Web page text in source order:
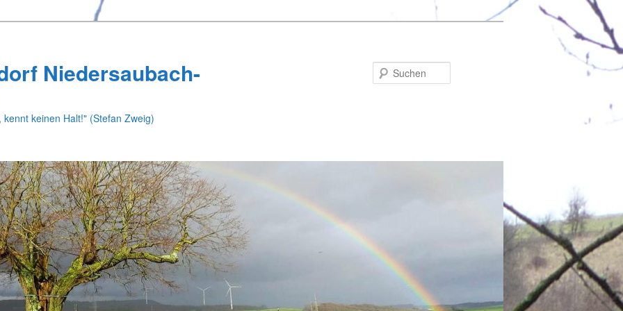
Niedersaubach-
keinen Halt!" (Stefan Zweig)